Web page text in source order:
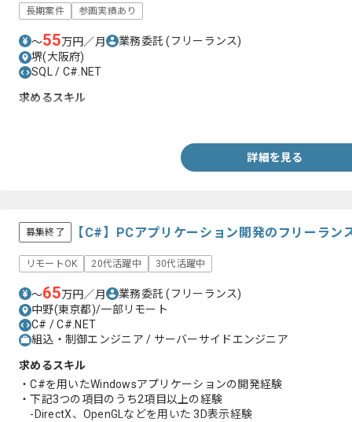
長期案件 参画実績あり
〜55万円／月 業務委託(フリーランス)
堺(大阪府)
SQL / C#.NET
求めるスキル
詳細を見る
募集終了 【C#】PCアプリケーション開発のフリーラン
リモートOK 20代活躍中 30代活躍中
〜65万円／月 業務委託(フリーランス)
中野(東京都)/一部リモート
C# / C#.NET
組込・制御エンジニア / サーバーサイドエンジニア
求めるスキル
・C#を用いたWindowsアプリケーションの開発経験
・下記3つの項目のうち2項目以上の経験
-DirectX、OpenGLなどを用いた 3D表示経験